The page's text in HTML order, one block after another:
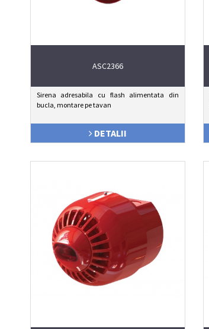
ASC2366
Sirena adresabila cu flash alimentata din
bucla, montare pe tavan
DETALII